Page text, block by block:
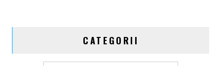
CATEGORII